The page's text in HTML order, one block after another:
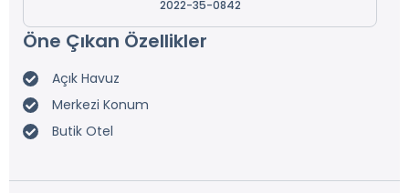
2022-35-0842
Öne Çıkan Özellikler
Açık Havuz
Merkezi Konum
Butik Otel